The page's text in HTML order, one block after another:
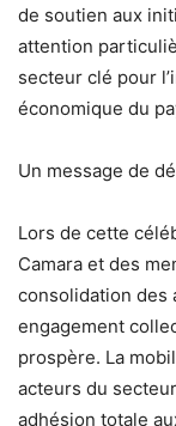
de soutien aux
attention
secteur clé pour
économique du
Un message de
Lors de cette
Camara et des
consolidation des
engagement
prospère. La
acteurs du
adhésion totale